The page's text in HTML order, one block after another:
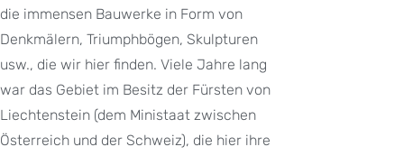
die immensen Bauwerke in Form von
Denkmälern, Triumphbögen, Skulpturen
usw., die wir hier finden. Viele Jahre lang
war das Gebiet im Besitz der Fürsten von
Liechtenstein (dem Ministaat zwischen
Österreich und der Schweiz), die hier ihre